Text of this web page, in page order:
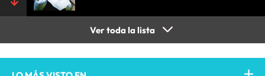
Ver toda la lista